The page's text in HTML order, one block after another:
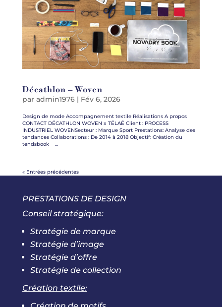
Décathlon – Woven
par admin1976| Fév 6, 2026
Design de mode Accompagnement textile Réalisations A propos
CONTACT DÉCATHLON WOVEN x TÉLAÉ Client : PROCESS
INDUSTRIEL WOVENSecteur : Marque Sport Prestations: Analyse des
tendances Collaborations : De 2014 à 2018 Objectif: Création du
tendsbook ...
« Entrées précédentes
PRESTATIONS DE DESIGN
Conseil stratégique:
Stratégie de marque
Stratégie d’image
Stratégie d’offre
Stratégie de collection
Création textile: